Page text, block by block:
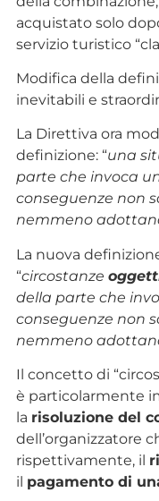
acquistato solo
servizio turistico
Modifica della
inevitabili e
La Direttiva ora
definizione: “una
parte che invoca
conseguenze non
nemmeno
La nuova
“circostanze
della parte che
conseguenze non
nemmeno
Il concetto di
è particolarmente
la risoluzione del
dell’organizzatore
rispettivamente, il
il pagamento di